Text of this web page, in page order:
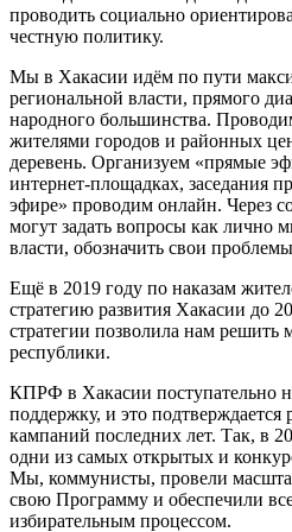
проводить социально
честную политику.
Мы в Хакасии идём по пути
региональной власти, прямого
народного большинства.
жителями городов и районных
деревень. Организуем «прямые
интернет-площадках, заседания
эфире» проводим онлайн. Через
могут задать вопросы как лично
власти, обозначить свои
Ещё в 2019 году по наказам
стратегию развития Хакасии до
стратегии позволила нам
республики.
КПРФ в Хакасии поступательно
поддержку, и это подтверждается
кампаний последних лет. Так, в
одни из самых открытых и
Мы, коммунисты, провели
свою Программу и обеспечили
избирательным процессом.